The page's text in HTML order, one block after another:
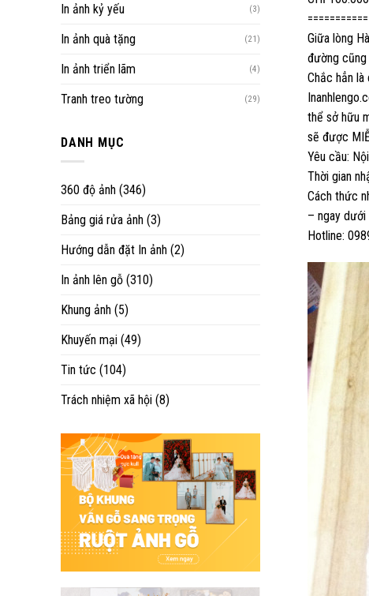
In ảnh kỷ yếu (3)
In ảnh quà tặng (21)
In ảnh triển lãm (4)
Tranh treo tường (29)
DANH MỤC
360 độ ảnh (346)
Bảng giá rửa ảnh (3)
Hướng dẫn đặt In ảnh (2)
In ảnh lên gỗ (310)
Khung ảnh (5)
Khuyến mại (49)
Tin tức (104)
Trách nhiệm xã hội (8)
Giữa lòng
đường cũng
Chắc hẳn
thể sở hữu
sẽ được
Yêu cầu:
Thời gian
Cách thức
– ngay
Hotline: